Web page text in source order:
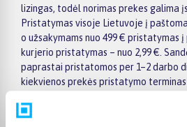
lizingas, todėl norimas prekes galima
Pristatymas visoje Lietuvoje į
o užsakymams nuo 499 € pristatymas
kurjerio pristatymas – nuo 2,99 €.
paprastai pristatomos per 1–2 darbo
kiekvienos prekės pristatymo
Tinkamą prekę iš Pelės kategorijos